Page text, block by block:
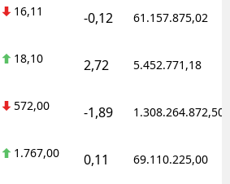
16,11 -0,12 61.157.875,02
18,10 2,72 5.452.771,18
572,00 -1,89 1.308.264.872,50
1.767,00 0,11 69.110.225,00